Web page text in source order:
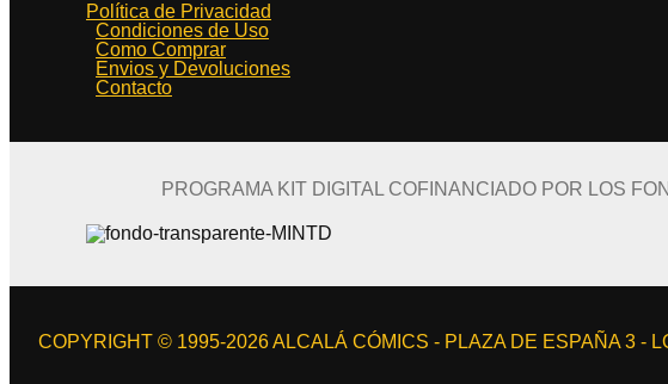
Política de Privacidad
Condiciones de Uso
Como Comprar
Envios y Devoluciones
Contacto
PROGRAMA KIT DIGITAL COFINANCIADO POR LOS
COPYRIGHT © 1995-2026 ALCALÁ CÓMICS - PLAZA DE ESPAÑA 3 -